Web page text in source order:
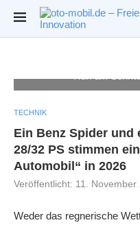
Benz Spider von 1901
1904 (rechts) auf dem
TECHNIK
Ein Benz Spider und
28/32 PS stimmen
Automobil“ in 2026
Veröffentlicht: 11. November
Weder das regnerische